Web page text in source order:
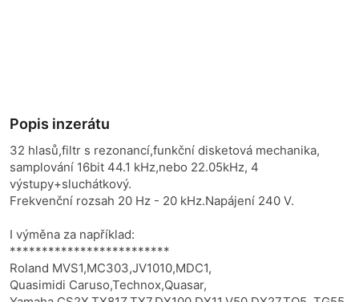
Popis inzerátu
32 hlasů,filtr s rezonancí,funkční disketová mechanika,
samplování 16bit 44.1 kHz,nebo 22.05kHz, 4
výstupy+sluchátkový.
Frekvenční rozsah 20 Hz - 20 kHz.Napájení 240 V.
I výměna za například:
*************************
Roland MVS1,MC303,JV1010,MDC1,
Quasimidi Caruso,Technox,Quasar,